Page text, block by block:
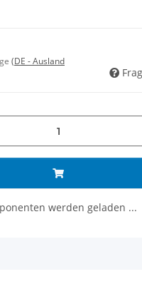
(DE - Ausland
werden geladen ...